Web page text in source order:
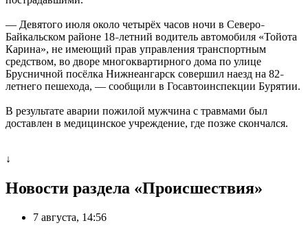
— Девятого июля около четырёх часов ночи в Северо–
Байкальском районе 18–летний водитель автомобиля «Тойота
Карина», не имеющий прав управления транспортным
средством, во дворе многоквартирного дома по улице
Брусничной посёлка Нижнеангарск совершил наезд на 82–
летнего пешехода, — сообщили в Госавтоинспекции Бурятии.
В результате аварии пожилой мужчина с травмами был
доставлен в медицинское учреждение, где позже скончался.
↓
Новости раздела «Происшествия»
7 августа, 14:56